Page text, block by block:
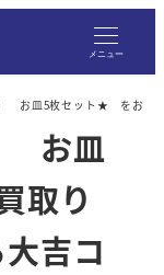
メニュー
お皿5枚セット★ をお
お皿
取り
吉コ